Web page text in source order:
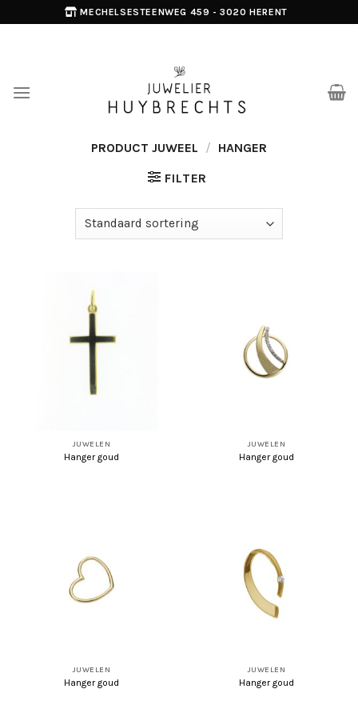
to
MECHELSESTEENWEG 459 - 3020 HERENT
PRODUCT JUWEEL / HANGER
FILTER
JUWELEN
Hanger goud
JUWELEN
Hanger goud
JUWELEN
Hanger goud
JUWELEN
Hanger goud